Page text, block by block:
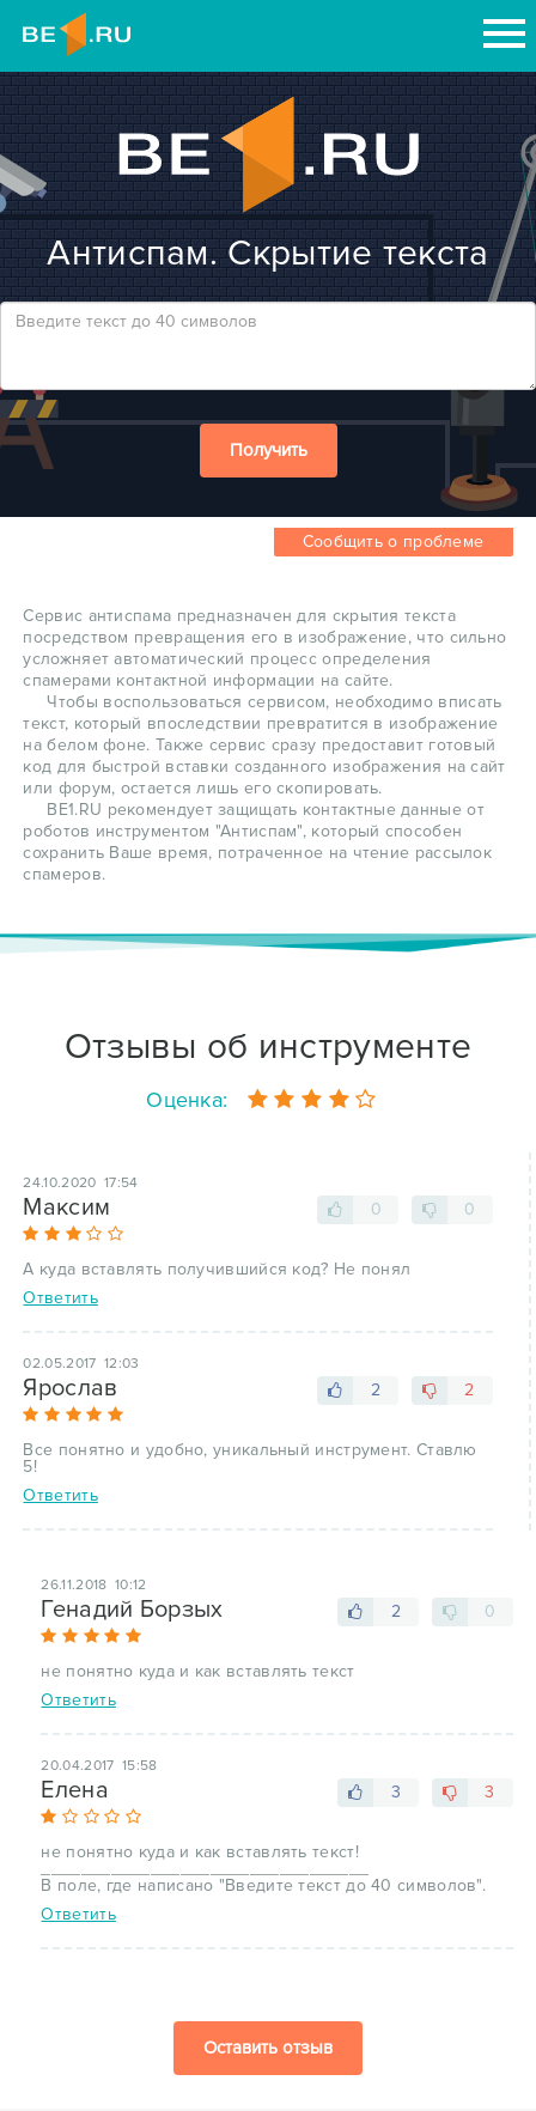
Антиспам. Скрытие текста
Получить
Сообщить о проблеме
Сервис антиспама предназначен для скрытия текста
посредством превращения его в изображение, что сильно
усложняет автоматический процесс определения
спамерами контактной информации на сайте.
Чтобы воспользоваться сервисом, необходимо вписать
текст, который впоследствии превратится в изображение
на белом фоне. Также сервис сразу предоставит готовый
код для быстрой вставки созданного изображения на сайт
или форум, остается лишь его скопировать.
BE1.RU рекомендует защищать контактные данные от
роботов инструментом "Антиспам", который способен
сохранить Ваше время, потраченное на чтение рассылок
спамеров.
Отзывы об инструменте
Оценка:
24.10.2020 17:54
0 0
Максим
А куда вставлять получившийся код? Не понял
Ответить
02.05.2017 12:03
2 2
Ярослав
Все понятно и удобно, уникальный инструмент. Ставлю
5!
Ответить
26.11.2018 10:12
2 0
Генадий Борзых
не понятно куда и как вставлять текст
Ответить
20.04.2017 15:58
3 3
Елена
не понятно куда и как вставлять текст!
В поле, где написано "Введите текст до 40 символов".
Ответить
Оставить отзыв